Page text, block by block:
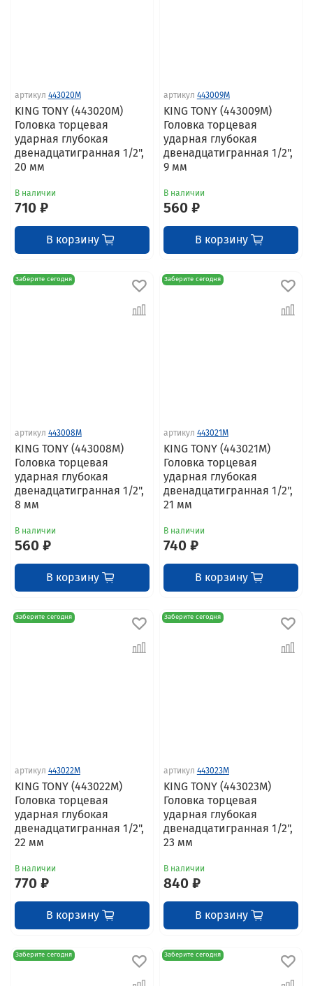
артикул 443020M
KING TONY (443020M)
Головка торцевая
ударная глубокая
двенадцатигранная 1/2",
20 мм
В наличии
710 ₽
В корзину
артикул 443009M
KING TONY (443009M)
Головка торцевая
ударная глубокая
двенадцатигранная 1/2",
9 мм
В наличии
560 ₽
В корзину
Заберите сегодня
артикул 443008M
KING TONY (443008M)
Головка торцевая
ударная глубокая
двенадцатигранная 1/2",
8 мм
В наличии
560 ₽
В корзину
Заберите сегодня
артикул 443021M
KING TONY (443021M)
Головка торцевая
ударная глубокая
двенадцатигранная 1/2",
21 мм
В наличии
740 ₽
В корзину
Заберите сегодня
артикул 443022M
KING TONY (443022M)
Головка торцевая
ударная глубокая
двенадцатигранная 1/2",
22 мм
В наличии
770 ₽
В корзину
Заберите сегодня
артикул 443023M
KING TONY (443023M)
Головка торцевая
ударная глубокая
двенадцатигранная 1/2",
23 мм
В наличии
840 ₽
В корзину
Заберите сегодня Заберите сегодня